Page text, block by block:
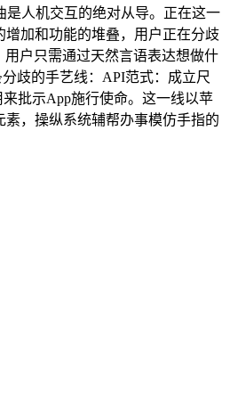
人机交互的绝对从导。正在这一
加和功能的堆叠，用户正在分歧
户只需通过天然言语表达想做什
歧的手艺线：API范式：成立尺
批示App施行使命。这一线以苹
素，操纵系统辅帮办事模仿手指的